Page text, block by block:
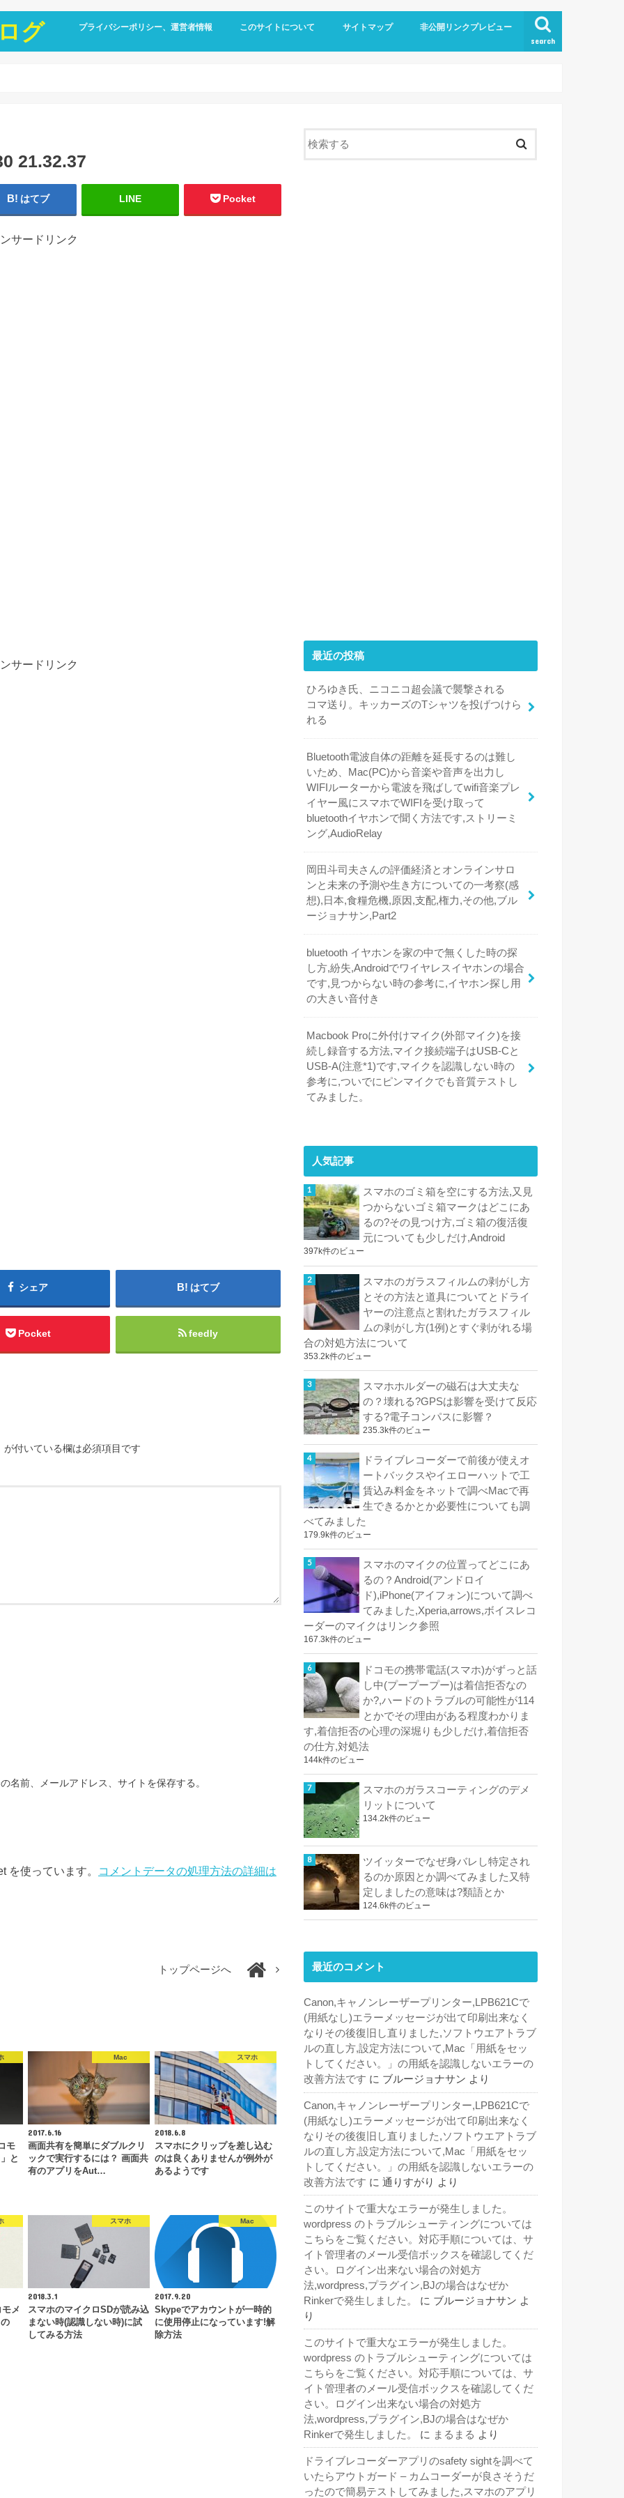
グ search
プライバシーポリシー、運営者情報 このサイトについて サイトマップ 非公開リンクプレビュー
21.32.37
はてブ LINE Pocket
サードリンク
サードリンク
シェア はてブ
Pocket feedly
が付いている欄は必須項目です
名前、メールアドレス、サイトを保存する。
を使っています。 コメントデータの処理方法の詳細は
トップページへ
モ
と
Mac
2017.6.16
画面共有を簡単にダブルクリ
ックで実行するには？ 画面共
有のアプリをAut…
スマホ
2018.6.8
スマホにクリップを差し込む
のは良くありませんが例外が
あるようです
メ
スマホ
2018.3.1
スマホのマイクロSDが読み込
まない時(認識しない時)に試
してみる方法
Mac
2017.9.20
Skypeでアカウントが一時的
に使用停止になっています!解
除方法
最近の投稿
ひろゆき氏、ニコニコ超会議で襲撃される
コマ送り。キッカーズのTシャツを投げつけら
れる
Bluetooth電波自体の距離を延長するのは難し
いため、Mac(PC)から音楽や音声を出力し
WIFIルーターから電波を飛ばしてwifi音楽プレ
イヤー風にスマホでWIFIを受け取って
bluetoothイヤホンで聞く方法です,ストリーミ
ング,AudioRelay
岡田斗司夫さんの評価経済とオンラインサロ
ンと未来の予測や生き方についての一考察(感
想),日本,食糧危機,原因,支配,権力,その他,ブル
ージョナサン,Part2
bluetooth イヤホンを家の中で無くした時の探
し方,紛失,Androidでワイヤレスイヤホンの場合
です,見つからない時の参考に,イヤホン探し用
の大きい音付き
Macbook Proに外付けマイク(外部マイク)を接
続し録音する方法,マイク接続端子はUSB-Cと
USB-A(注意*1)です,マイクを認識しない時の
参考に,ついでにピンマイクでも音質テストし
てみました。
人気記事
スマホのゴミ箱を空にする方法,又見
つからないゴミ箱マークはどこにあ
るの?その見つけ方,ゴミ箱の復活復
元についても少しだけ,Android
397k件のビュー
スマホのガラスフィルムの剥がし方
とその方法と道具についてとドライ
ヤーの注意点と割れたガラスフィル
ムの剥がし方(1例)とすぐ剥がれる場
合の対処方法について
353.2k件のビュー
スマホホルダーの磁石は大丈夫な
の？壊れる?GPSは影響を受けて反応
する?電子コンパスに影響？
235.3k件のビュー
ドライブレコーダーで前後が使えオ
ートバックスやイエローハットで工
賃込み料金をネットで調べMacで再
生できるかとか必要性についても調
べてみました
179.9k件のビュー
スマホのマイクの位置ってどこにあ
るの？Android(アンドロイ
ド),iPhone(アイフォン)について調べ
てみました,Xperia,arrows,ボイスレコ
ーダーのマイクはリンク参照
167.3k件のビュー
ドコモの携帯電話(スマホ)がずっと話
し中(プープープー)は着信拒否なの
か?,ハードのトラブルの可能性が114
とかでその理由がある程度わかりま
す,着信拒否の心理の深堀りも少しだけ,着信拒否
の仕方,対処法
144k件のビュー
スマホのガラスコーティングのデメ
リットについて
134.2k件のビュー
ツイッターでなぜ身バレし特定され
るのか原因とか調べてみました又特
定しましたの意味は?類語とか
124.6k件のビュー
最近のコメント
Canon,キャノンレーザープリンター,LPB621Cで
(用紙なし)エラーメッセージが出て印刷出来なく
なりその後復旧し直りました,ソフトウエアトラブ
ルの直し方,設定方法について,Mac「用紙をセッ
トしてください。」の用紙を認識しないエラーの
改善方法です に ブルージョナサン より
Canon,キャノンレーザープリンター,LPB621Cで
(用紙なし)エラーメッセージが出て印刷出来なく
なりその後復旧し直りました,ソフトウエアトラブ
ルの直し方,設定方法について,Mac「用紙をセッ
トしてください。」の用紙を認識しないエラーの
改善方法です に 通りすがり より
このサイトで重大なエラーが発生しました。
wordpress のトラブルシューティングについては
こちらをご覧ください。対応手順については、サ
イト管理者のメール受信ボックスを確認してくだ
さい。ログイン出来ない場合の対処方
法,wordpress,プラグイン,BJの場合はなぜか
Rinkerで発生しました。
に ブルージョナサン よ
り
このサイトで重大なエラーが発生しました。
wordpress のトラブルシューティングについては
こちらをご覧ください。対応手順については、サ
イト管理者のメール受信ボックスを確認してくだ
さい。ログイン出来ない場合の対処方
法,wordpress,プラグイン,BJの場合はなぜか
Rinkerで発生しました。
に まるまる より
ドライブレコーダーアプリのsafety sightを調べて
いたらアウトガード – カムコーダーが良さそうだ
ったので簡易テストしてみました,スマホのアプリ